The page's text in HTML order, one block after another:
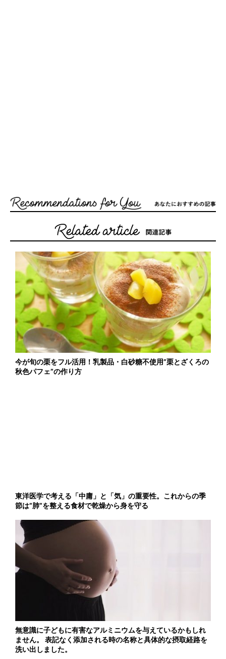
今が旬の栗をフル活用！乳製品・白砂糖不使用”栗とざくろの
秋色パフェ”の作り方
東洋医学で考える「中庸」と「気」の重要性。これからの季
節は”肺”を整える食材で乾燥から身を守る
無意識に子どもに有害なアルミニウムを与えているかもしれ
ません。 表記なく添加される時の名称と具体的な摂取経路を
洗い出しました。